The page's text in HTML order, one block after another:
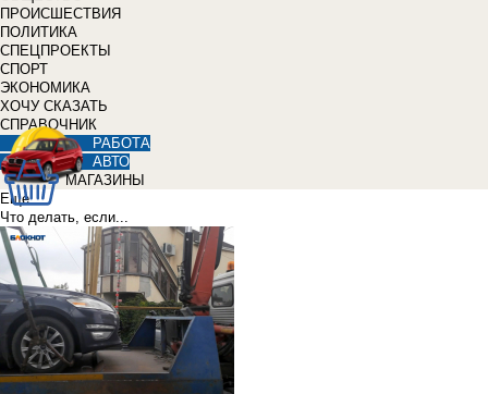
ПРОИСШЕСТВИЯ
ПОЛИТИКА
СПЕЦПРОЕКТЫ
СПОРТ
ЭКОНОМИКА
ХОЧУ СКАЗАТЬ
СПРАВОЧНИК
РАБОТА
АВТО
МАГАЗИНЫ
Еще
Что делать, если...